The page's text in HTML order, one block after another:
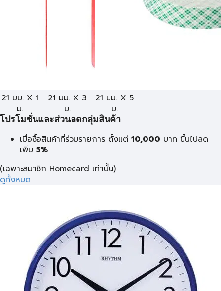
21 มม. X 1
ม.
21 มม. X 3
ม.
21 มม. X 5
ม.
โปรโมชั่นและส่วนลดกลุ่มสินค้า
เมื่อซื้อสินค้าที่ร่วมรายการ ตั้งแต่ 10,000 บาท ขึ้นไปลด
เพิ่ม 5%
(เฉพาะสมาชิก Homecard เท่านั้น)
ดูทั้งหมด